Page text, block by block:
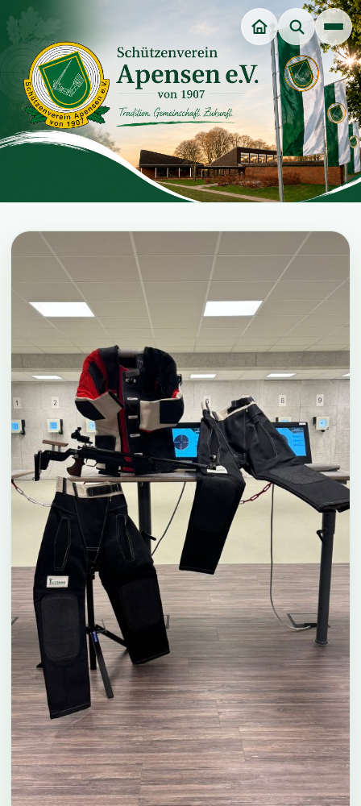
Unsere Würdenträger
Veranstaltungen
Jungschützenverein
Jugendgruppe
Ergebnisse Pokalschießen 2025